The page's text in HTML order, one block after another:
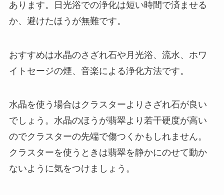
あります。日光浴での浄化は短い時間で済ませる
か、避けたほうが無難です。
おすすめは水晶のさざれ石や月光浴、流水、ホワ
イトセージの煙、音楽による浄化方法です。
水晶を使う場合はクラスターよりさざれ石が良い
でしょう。水晶のほうが翡翠より若干硬度が高い
のでクラスターの先端で傷つくかもしれません。
クラスターを使うときは翡翠を静かにのせて動か
ないように気をつけましょう。